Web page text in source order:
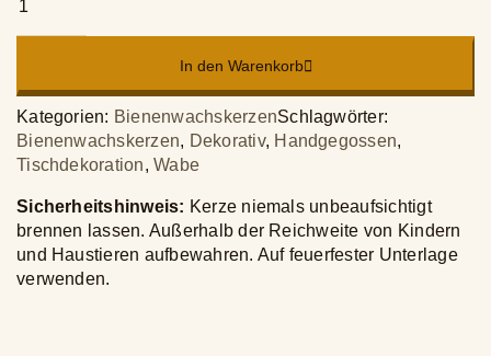
-
Sechseckige
5,5x8cm
Menge
In den Warenkorb
Kategorien: BienenwachskerzenSchlagwörter:
Bienenwachskerzen, Dekorativ, Handgegossen,
Tischdekoration,Wabe
Sicherheitshinweis: Kerze niemals unbeaufsichtigt
brennen lassen. Außerhalb der Reichweite von Kindern
und Haustieren aufbewahren. Auf feuerfester Unterlage
verwenden.